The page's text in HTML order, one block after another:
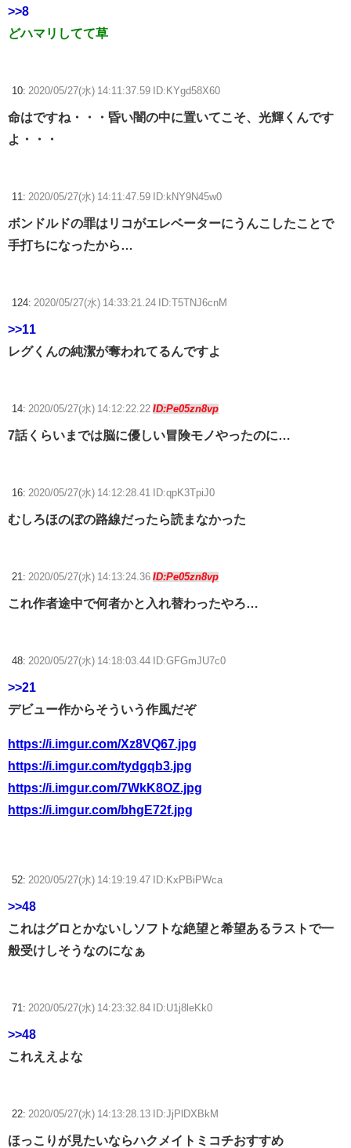
>>8
どハマリしてて草
10: 2020/05/27(水) 14:11:37.59 ID:KYgd58X60
命はですね・・・昏い闇の中に置いてこそ、光輝くんです
よ・・・
11: 2020/05/27(水) 14:11:47.59 ID:kNY9N45w0
ボンドルドの罪はリコがエレベーターにうんこしたことで
手打ちになったから…
124: 2020/05/27(水) 14:33:21.24 ID:T5TNJ6cnM
>>11
レグくんの純潔が奪われてるんですよ
14: 2020/05/27(水) 14:12:22.22 ID:Pe05zn8vp
7話くらいまでは脳に優しい冒険モノやったのに…
16: 2020/05/27(水) 14:12:28.41 ID:qpK3TpiJ0
むしろほのぼの路線だったら読まなかった
21: 2020/05/27(水) 14:13:24.36 ID:Pe05zn8vp
これ作者途中で何者かと入れ替わったやろ…
48: 2020/05/27(水) 14:18:03.44 ID:GFGmJU7c0
>>21
デビュー作からそういう作風だぞ
https://i.imgur.com/Xz8VQ67.jpg
https://i.imgur.com/tydgqb3.jpg
https://i.imgur.com/7WkK8OZ.jpg
https://i.imgur.com/bhgE72f.jpg
52: 2020/05/27(水) 14:19:19.47 ID:KxPBiPWca
>>48
これはグロとかないしソフトな絶望と希望あるラストで一
般受けしそうなのになぁ
71: 2020/05/27(水) 14:23:32.84 ID:U1j8leKk0
>>48
これええよな
22: 2020/05/27(水) 14:13:28.13 ID:JjPlDXBkM
ほっこりが見たいならハクメイトミコチおすすめ